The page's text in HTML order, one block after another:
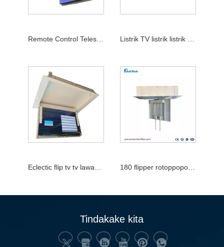
Remote Control Teleskopik GantunganRemote Control Bracket Motorized TV Angkat Langit-langit Listrik TV listrik listrik angkat munggah 32-50inch
180 flipper rotoppopox 180
Tindakake kita